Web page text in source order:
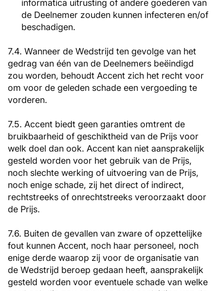
informatica uitrusting of andere goederen van
de Deelnemer zouden kunnen infecteren en/of
beschadigen.
7.4. Wanneer de Wedstrijd ten gevolge van het
gedrag van één van de Deelnemers beëindigd
zou worden, behoudt Accent zich het recht voor
om voor de geleden schade een vergoeding te
vorderen.
7.5. Accent biedt geen garanties omtrent de
bruikbaarheid of geschiktheid van de Prijs voor
welk doel dan ook. Accent kan niet aansprakelijk
gesteld worden voor het gebruik van de Prijs,
noch slechte werking of uitvoering van de Prijs,
noch enige schade, zij het direct of indirect,
rechtstreeks of onrechtstreeks veroorzaakt door
de Prijs.
7.6. Buiten de gevallen van zware of opzettelijke
fout kunnen Accent, noch haar personeel, noch
enige derde waarop zij voor de organisatie van
de Wedstrijd beroep gedaan heeft, aansprakelijk
gesteld worden voor eventuele schade van welke